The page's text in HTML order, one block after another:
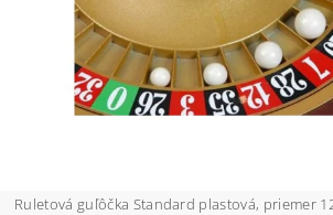
Ruletová guľôčka Standard plastová, priemer